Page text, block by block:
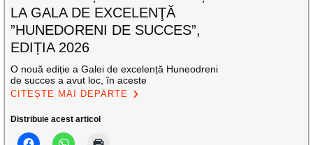
LA GALA DE EXCELENŢĂ
”HUNEDORENI DE SUCCES”,
EDIȚIA 2026
O nouă ediție a Galei de excelență Huneodreni
de succes a avut loc, în aceste
CITEȘTE MAI DEPARTE
Distribuie acest articol